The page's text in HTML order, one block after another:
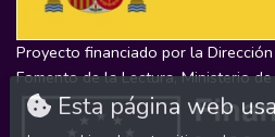
Proyecto financiado por la
Fomento de la Lectura, Ministerio
Esta página web